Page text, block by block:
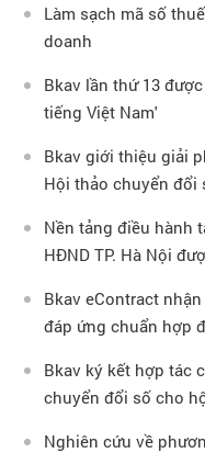
Làm sạch mã số
doanh
Bkav lần thứ 13
tiếng Việt Nam'
Bkav giới thiệu giải
Hội thảo chuyển đổi
Nền tảng điều hành
HĐND TP. Hà Nội
Bkav eContract
đáp ứng chuẩn hợp
Bkav ký kết hợp tác
chuyển đổi số cho
Nghiên cứu về